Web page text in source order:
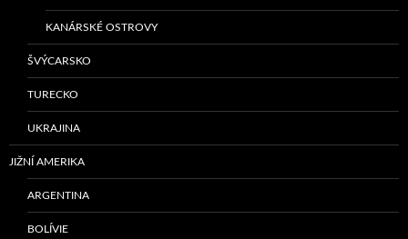
KANÁRSKÉ OSTROVY
ŠVÝCARSKO
TURECKO
UKRAJINA
JIŽNÍ AMERIKA
ARGENTINA
BOLÍVIE